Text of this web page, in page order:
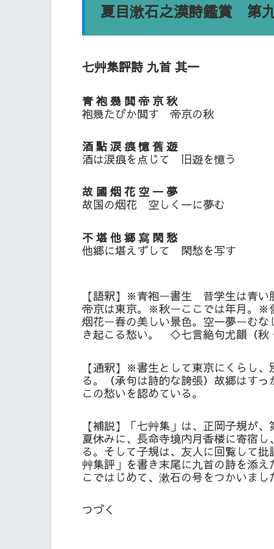
夏目漱石之漢詩鑑賞 第
七艸集評詩 九首 其一
青 袍 幾 閲 帝 京 秋
袍幾たびか閲す 帝京の秋
酒 點 涙 痕 憶 舊 遊
酒は涙痕を点じて 旧遊を憶う
故 國 烟 花 空 一 夢
故国の烟花 空しく一に夢む
不 堪 他 郷 寫 閑 愁
他郷に堪えずして 閑愁を写す
【語釈】※青袍ー書生 昔学生は青
帝京は東京。※秋ーここでは年月。
烟花ー春の美しい景色。空一夢ーむ
き起こる愁い。 ◇七言絶句尤韻（秋
【通釈】※書生として東京にくらし
る。（承句は詩的な誇張）故郷はす
この愁いを認めている。
【補説】「七艸集」は、正岡子規が
夏休みに、長命寺境内月香楼に寄宿
る。そして子規は、友人に回覧して
艸集評」を書き末尾に九首の詩を添
こではじめて、漱石の号をつかいまし
つづく